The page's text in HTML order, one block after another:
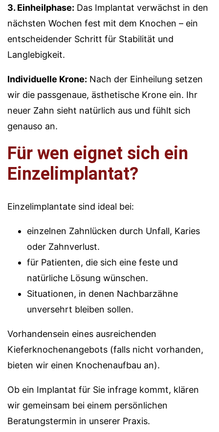
3. Einheilphase: Das Implantat verwächst in den
nächsten Wochen fest mit dem Knochen – ein
entscheidender Schritt für Stabilität und
Langlebigkeit.
Individuelle Krone: Nach der Einheilung setzen
wir die passgenaue, ästhetische Krone ein. Ihr
neuer Zahn sieht natürlich aus und fühlt sich
genauso an.
Für wen eignet sich ein
Einzelimplantat?
Einzelimplantate sind ideal bei:
einzelnen Zahnlücken durch Unfall, Karies
oder Zahnverlust.
für Patienten, die sich eine feste und
natürliche Lösung wünschen.
Situationen, in denen Nachbarzähne
unversehrt bleiben sollen.
Vorhandensein eines ausreichenden
Kieferknochenangebots (falls nicht vorhanden,
bieten wir einen Knochenaufbau an).
Ob ein Implantat für Sie infrage kommt, klären
wir gemeinsam bei einem persönlichen
Beratungstermin in unserer Praxis.